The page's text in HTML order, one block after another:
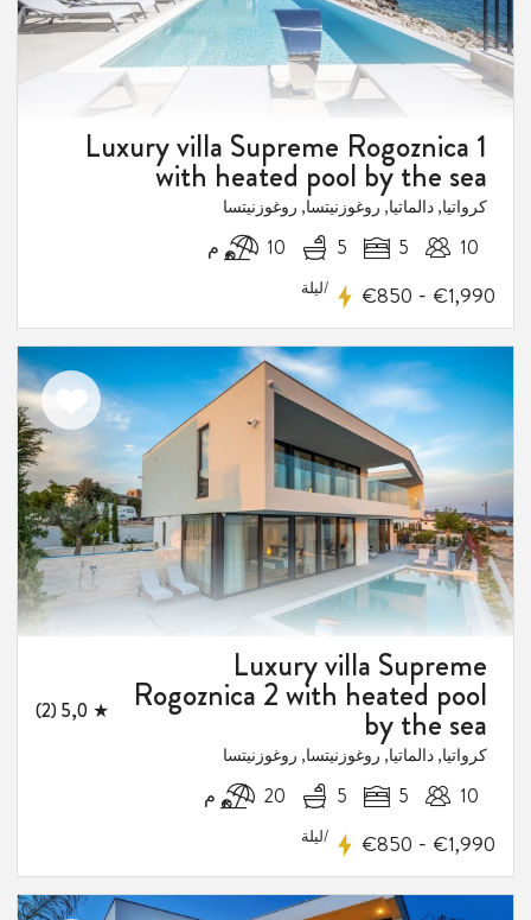
Luxury villa Supreme Rogoznica 1
with heated pool by the sea
كرواتيا, دالماتيا, روغوزنيتسا, روغوزنيتسا
10
5
5 10 م
€850 - €1,990 /ليلة
اضف
الى
المفضلة
Luxury villa Supreme
Rogoznica 2 with heated pool
by the sea
★ 5,0 (2)
كرواتيا, دالماتيا, روغوزنيتسا, روغوزنيتسا
10
5
5 20 م
€850 - €1,990 /ليلة